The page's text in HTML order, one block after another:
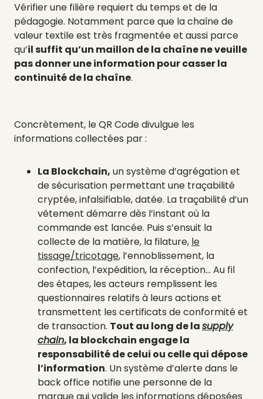
Vérifier une filière requiert du temps et de la
pédagogie. Notamment parce que la chaîne de
valeur textile est très fragmentée et aussi parce
qu’il suffit qu’un maillon de la chaîne ne veuille
pas donner une information pour casser la
continuité de la chaîne.
Concrètement, le QR Code divulgue les
informations collectées par :
La Blockchain, un système d’agrégation et
de sécurisation permettant une traçabilité
cryptée, infalsifiable, datée. La traçabilité d’un
vêtement démarre dès l’instant où la
commande est lancée. Puis s’ensuit la
collecte de la matière, la filature, le
tissage/tricotage, l’ennoblissement, la
confection, l’expédition, la réception… Au fil
des étapes, les acteurs remplissent les
questionnaires relatifs à leurs actions et
transmettent les certificats de conformité et
de transaction. Tout au long de lasupply
chain, la blockchain engage la
responsabilité de celui ou celle qui dépose
l’information. Un système d’alerte dans le
back office notifie une personne de la